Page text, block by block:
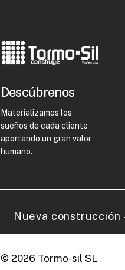
Descúbrenos
Materializamos los
sueños de cada cliente
aportando un gran valor
humano.
Nueva construcción
© 2026 Tormo-sil SL